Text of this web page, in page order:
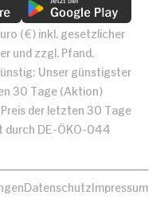
(€) inkl. gesetzlicher
und zzgl. Pfand.
Unser günstigster
30 Tage (Aktion)
der letzten 30 Tage
durch DE-ÖKO-044
DatenschutzImpressum